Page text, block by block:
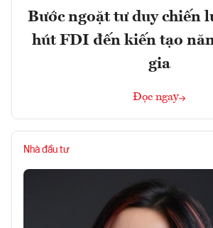
Bước ngoặt tư duy chiến
hút FDI đến kiến tạo
gia
Đọc ngay
Nhà đầu tư